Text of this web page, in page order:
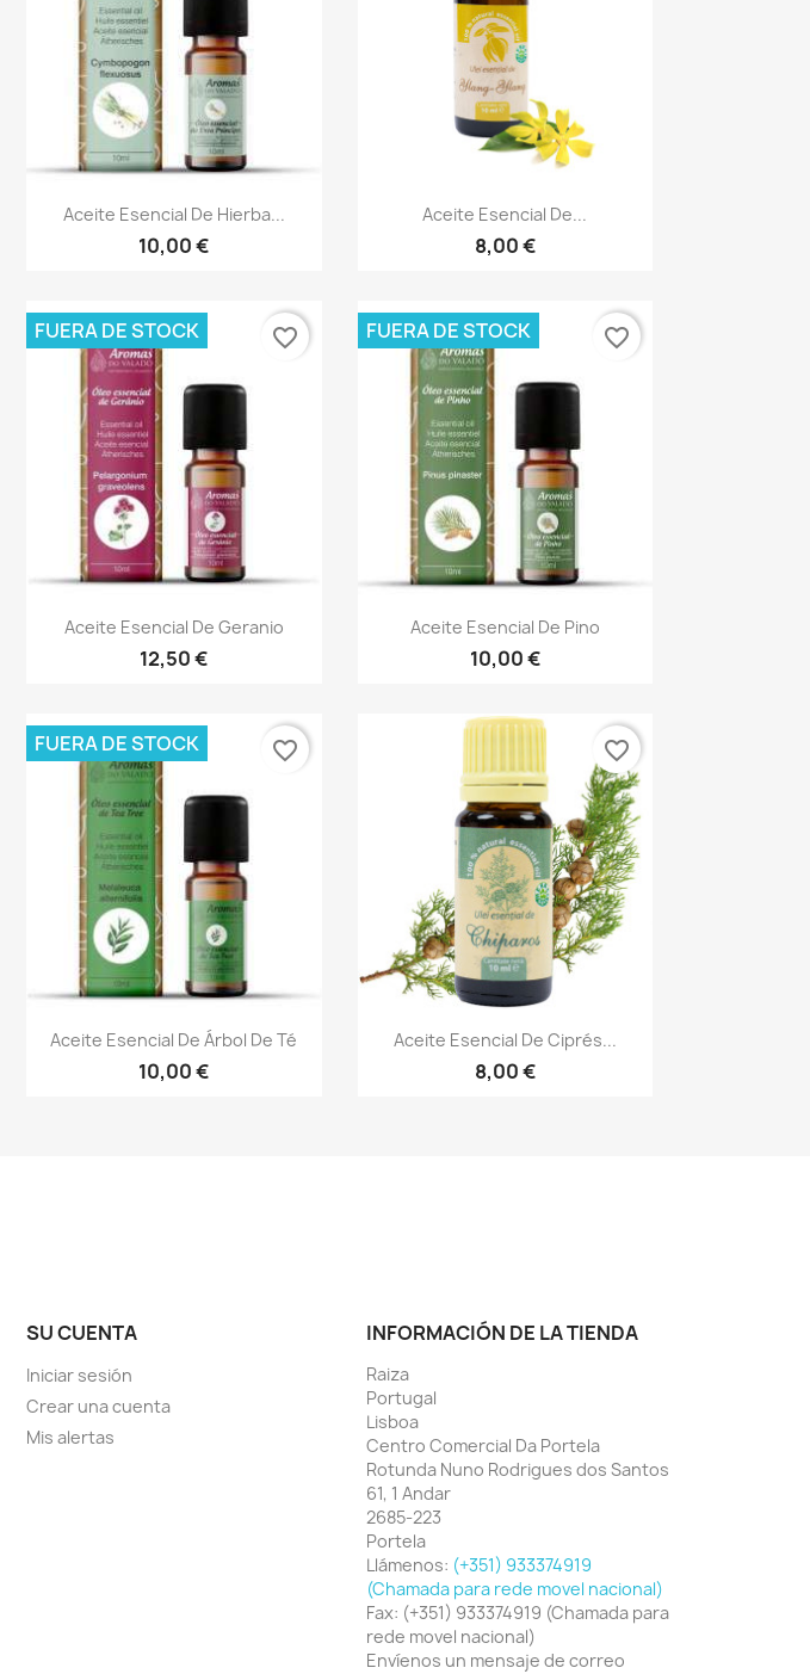
Vista rápida
Aceite Esencial De Hierba...
10,00 €
Vista rápida
Aceite Esencial De...
8,00 €
Vista rápida
Aceite Esencial De Geranio
12,50 €
FUERA DE STOCK favorite_border
 Vista rápida
Aceite Esencial De Pino
10,00 €
FUERA DE STOCK favorite_border
Vista rápida
Aceite Esencial De Árbol De Té
10,00 €
FUERA DE STOCK favorite_border
Vista rápida
Aceite Esencial De Ciprés...
8,00 €
favorite_border
SU CUENTA
Iniciar sesión
Crear una cuenta
Mis alertas
INFORMACIÓN DE LA TIENDA
Raiza
Portugal
Lisboa
Centro Comercial Da Portela
Rotunda Nuno Rodrigues dos Santos
61, 1 Andar
2685-223
Portela
Llámenos: (+351) 933374919
(Chamada para rede movel nacional)
Fax: (+351) 933374919 (Chamada para
rede movel nacional)
Envíenos un mensaje de correo